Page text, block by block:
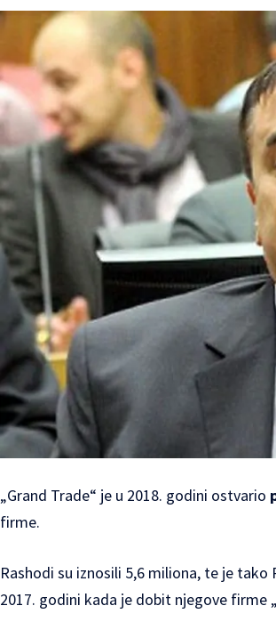
„Grand Trade“ je u 2018. godini ostvario
firme.
Rashodi su iznosili 5,6 miliona, te je tako
2017. godini kada je dobit njegove firme